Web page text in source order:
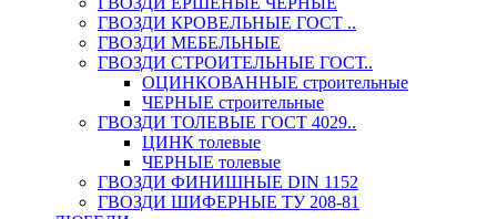
ГВОЗДИ КРОВЕЛЬНЫЕ ГОСТ ..
ГВОЗДИ МЕБЕЛЬНЫЕ
ГВОЗДИ СТРОИТЕЛЬНЫЕ ГОСТ..
ОЦИНКОВАННЫЕ строительные
ЧЕРНЫЕ строительные
ГВОЗДИ ТОЛЕВЫЕ ГОСТ 4029..
ЦИНК толевые
ЧЕРНЫЕ толевые
ГВОЗДИ ФИНИШНЫЕ DIN 1152
ГВОЗДИ ШИФЕРНЫЕ ТУ 208-81